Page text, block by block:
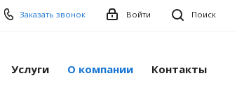
Поиск
Войти
Заказать звонок
Услуги О компании Контакты